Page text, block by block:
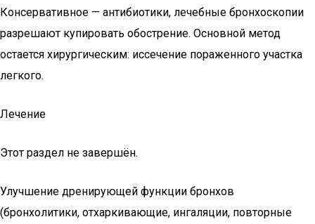
Консервативное — антибиотики, лечебные бронхоскопии
разрешают купировать обострение. Основной метод
остается хирургическим: иссечение пораженного участка
легкого.
Лечение
Этот раздел не завершён.
Улучшение дренирующей функции бронхов
(бронхолитики, отхаркивающие, ингаляции, повторные